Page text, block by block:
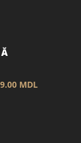
MDL